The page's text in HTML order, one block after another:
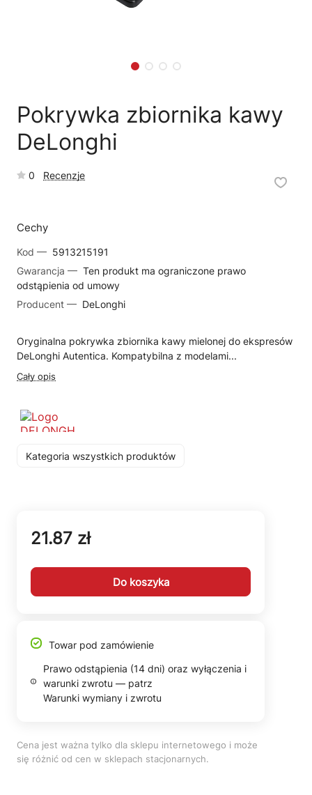
Pokrywka zbiornika kawy
DeLonghi
0 Recenzje
Cechy
Kod — 5913215191
Gwarancja — Ten produkt ma ograniczone prawo
odstąpienia od umowy
Producent — DeLonghi
Oryginalna pokrywka zbiornika kawy mielonej do ekspresów
DeLonghi Autentica. Kompatybilna z modelami...
Cały opis
Kategoria wszystkich produktów
21.87 zł
Do koszyka
Towar pod zamówienie
Prawo odstąpienia (14 dni) oraz wyłączenia i
warunki zwrotu — patrz
Warunki wymiany i zwrotu
Cena jest ważna tylko dla sklepu internetowego i może
się różnić od cen w sklepach stacjonarnych.